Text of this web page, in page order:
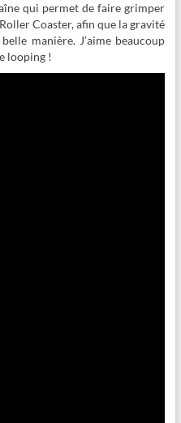
qui permet de faire grimper
Coaster, afin que la gravité
manière. J’aime beaucoup
looping !